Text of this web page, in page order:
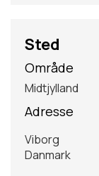
Sted
Område
Midtjylland
Adresse
Viborg
Danmark